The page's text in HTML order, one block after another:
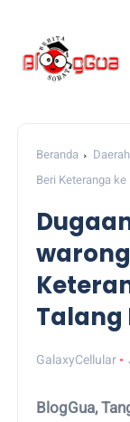
Beranda Daerah
Beri Keteranga
Talang
GalaxyCellular
BlogGua,